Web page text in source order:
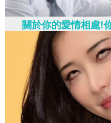
關於你的愛情相處!